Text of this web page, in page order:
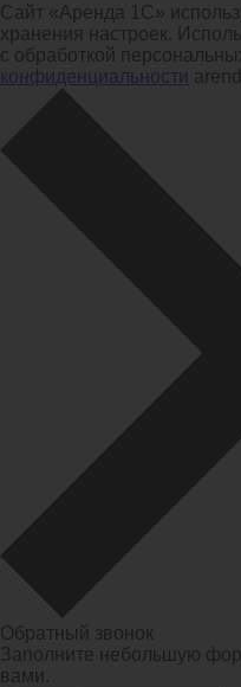
Сайт «Аренда 1С»
хранения настроек.
с обработкой
конфиденциальности
Обратный звонок
Заполните небольшую
вами.